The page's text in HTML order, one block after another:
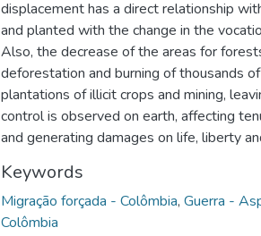
displacement has a direct relationship
and planted with the change in the
Also, the decrease of the areas for
deforestation and burning of thousands
plantations of illicit crops and mining,
control is observed on earth, affecting
and generating damages on life, liberty
Keywords
Migração forçada - Colômbia, Guerra -
Colômbia